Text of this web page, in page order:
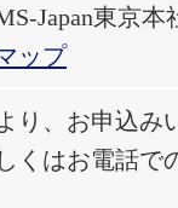
Japan東京本
ップ
り、お申込み
くはお電話で